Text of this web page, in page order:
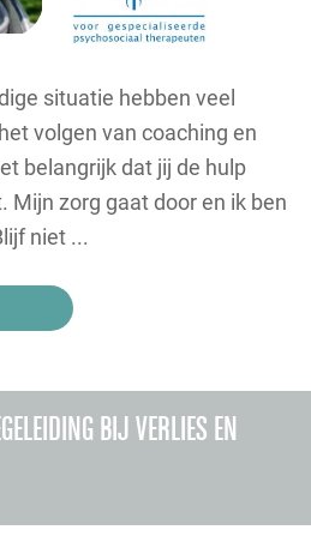
situatie hebben veel
volgen van coaching en
belangrijk dat jij de hulp
Mijn zorg gaat door en ik ben
niet ...
BIJ VERLIES EN